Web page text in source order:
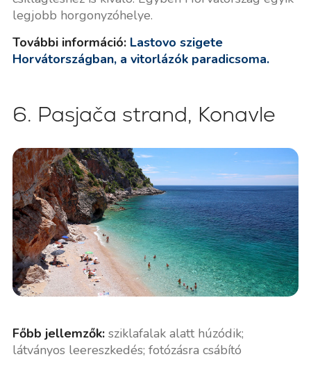
legjobb horgonyzóhelye.
További információ: Lastovo szigete
Horvátországban, a vitorlázók paradicsoma.
6. Pasjača strand, Konavle
Főbb jellemzők:sziklafalak alatt húzódik;
látványos leereszkedés; fotózásra csábító